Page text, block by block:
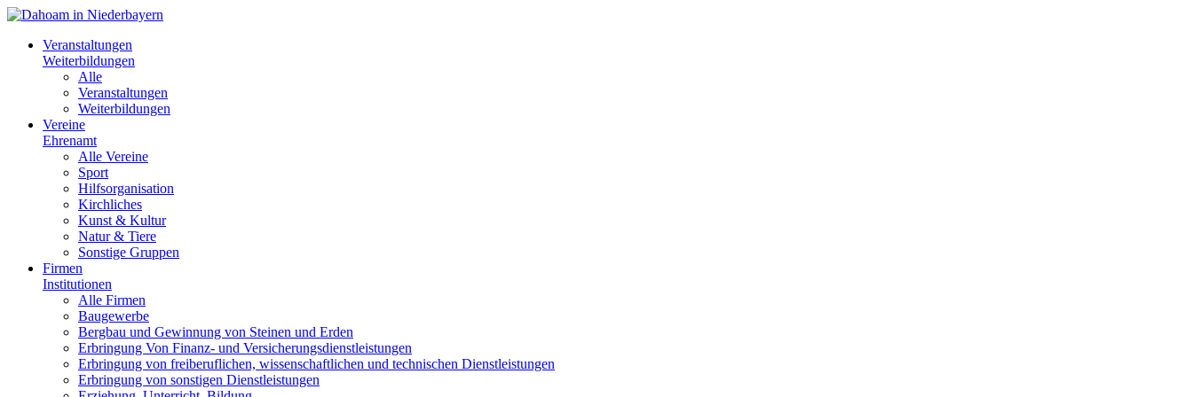
Veranstaltungen
Weiterbildungen
Alle
Veranstaltungen
Weiterbildungen
Vereine
Ehrenamt
Alle Vereine
Sport
Hilfsorganisation
Kirchliches
Kunst & Kultur
Natur & Tiere
Sonstige Gruppen
Firmen
Institutionen
Alle Firmen
Baugewerbe
Bergbau und Gewinnung von Steinen und Erden
Erbringung Von Finanz- und Versicherungsdienstleistungen
Erbringung von freiberuflichen, wissenschaftlichen und technischen Dienstleistungen
Erbringung von sonstigen Dienstleistungen